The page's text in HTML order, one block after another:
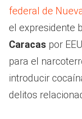
federal de
el expresidente
Caracas por
para el
introducir
delitos